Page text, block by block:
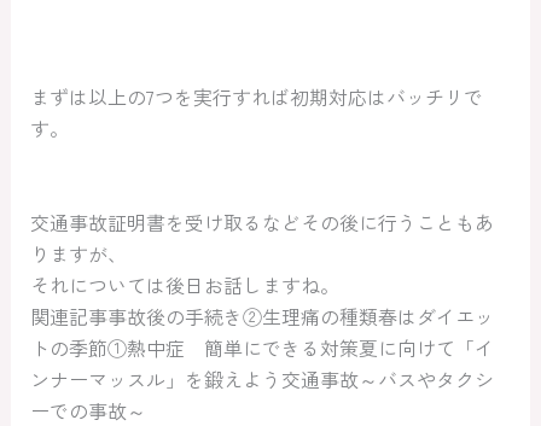
まずは以上の7つを実行すれば初期対応はバッチリで
す。
交通事故証明書を受け取るなどその後に行うこともあ
りますが、
それについては後日お話しますね。
関連記事事故後の手続き②生理痛の種類春はダイエッ
トの季節①熱中症 簡単にできる対策夏に向けて「イ
ンナーマッスル」を鍛えよう交通事故～バスやタクシ
ーでの事故～